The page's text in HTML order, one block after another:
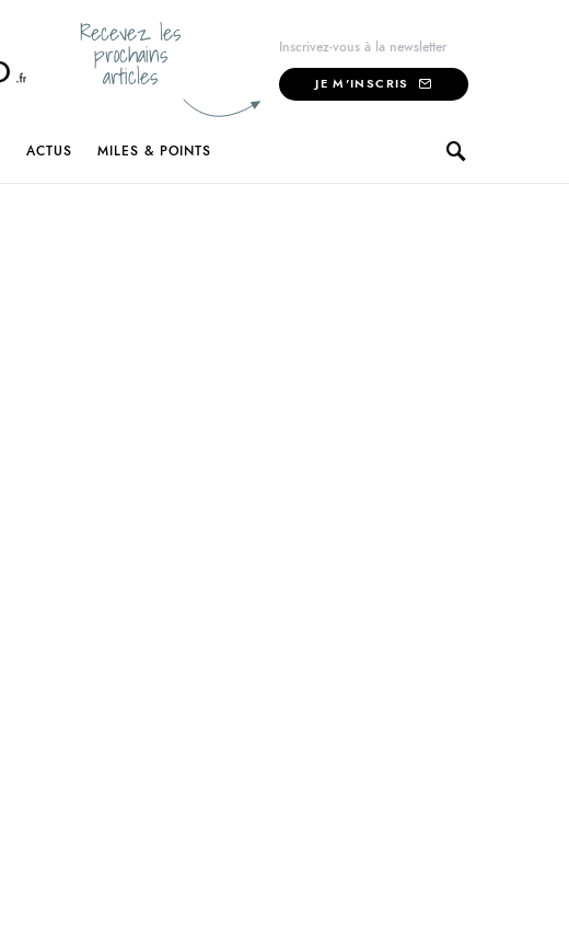
Recevez les
prochains
articles
Inscrivez-vous à la newsletter
JE M'INSCRIS
ACTUS MILES & POINTS